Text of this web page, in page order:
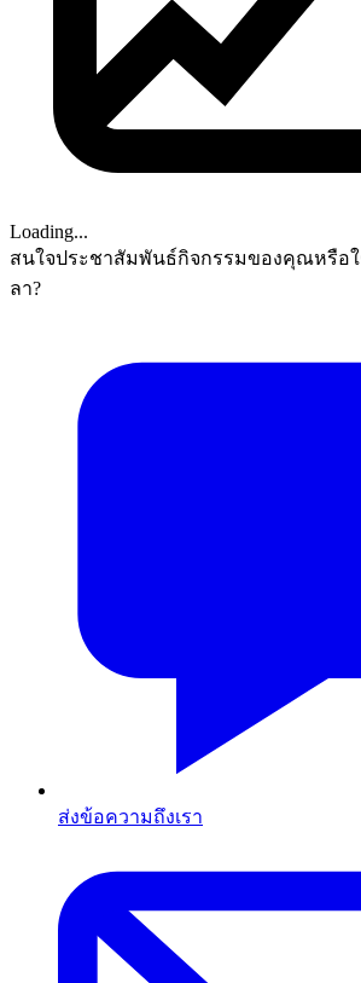
Loading...
สนใจประชาสัมพันธ์กิจกรรมของคุณหรือ
ลา?
ส่งข้อความถึงเรา